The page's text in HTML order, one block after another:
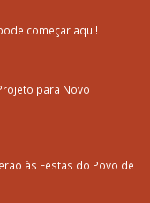
começar aqui!
para Novo
às Festas do Povo de